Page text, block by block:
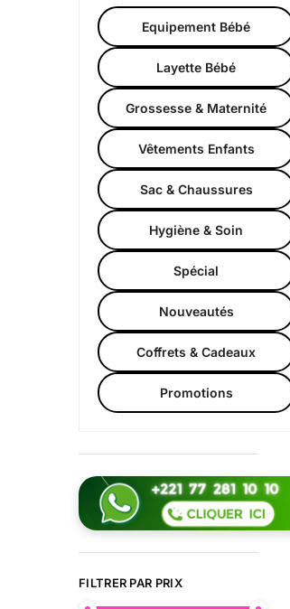
Equipement Bébé
Layette Bébé
Grossesse & Maternité
Vêtements Enfants
Sac & Chaussures
Hygiène & Soin
Spécial
Nouveautés
Coffrets & Cadeaux
Promotions
FILTRER PAR PRIX